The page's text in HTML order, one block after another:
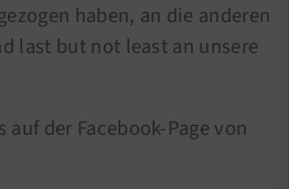
haben, an die anderen
last but not least an unsere
der Facebook-Page von